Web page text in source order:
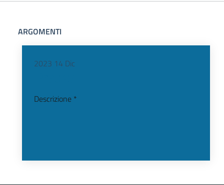
ARGOMENTI
2023 14 Dic
Descrizione *